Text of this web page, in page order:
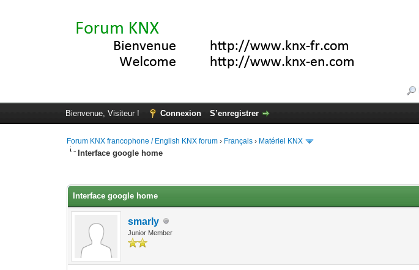
Bienvenue, Visiteur ! Connexion S’enregistrer
Forum KNX francophone / English KNX forum › Français › Matériel KNX
Interface google home
Interface google home
smarly
Junior Member